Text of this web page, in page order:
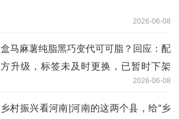
2026-06-08
盒马麻薯纯脂黑巧变代可可脂？回应：配
方升级，标签未及时更换，已暂时下架
2026-06-08
乡村振兴看河南|河南的这两个县，给“乡